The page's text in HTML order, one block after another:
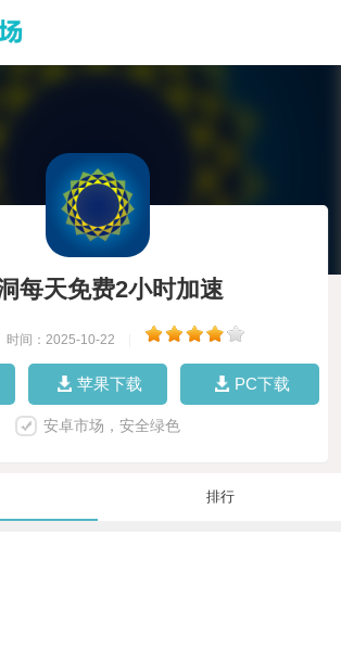
每天免费2小时加速
时间：2025-10-22
苹果下载 PC下载
安卓市场，安全绿色
排行